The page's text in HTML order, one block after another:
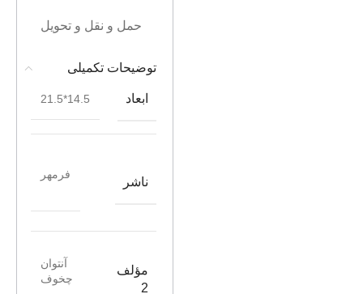
حمل و نقل و تحویل
توضیحات تکمیلی
ابعاد 14.5*21.5
ناشر
فرمهر
مؤلف
2
آنتوان
چخوف